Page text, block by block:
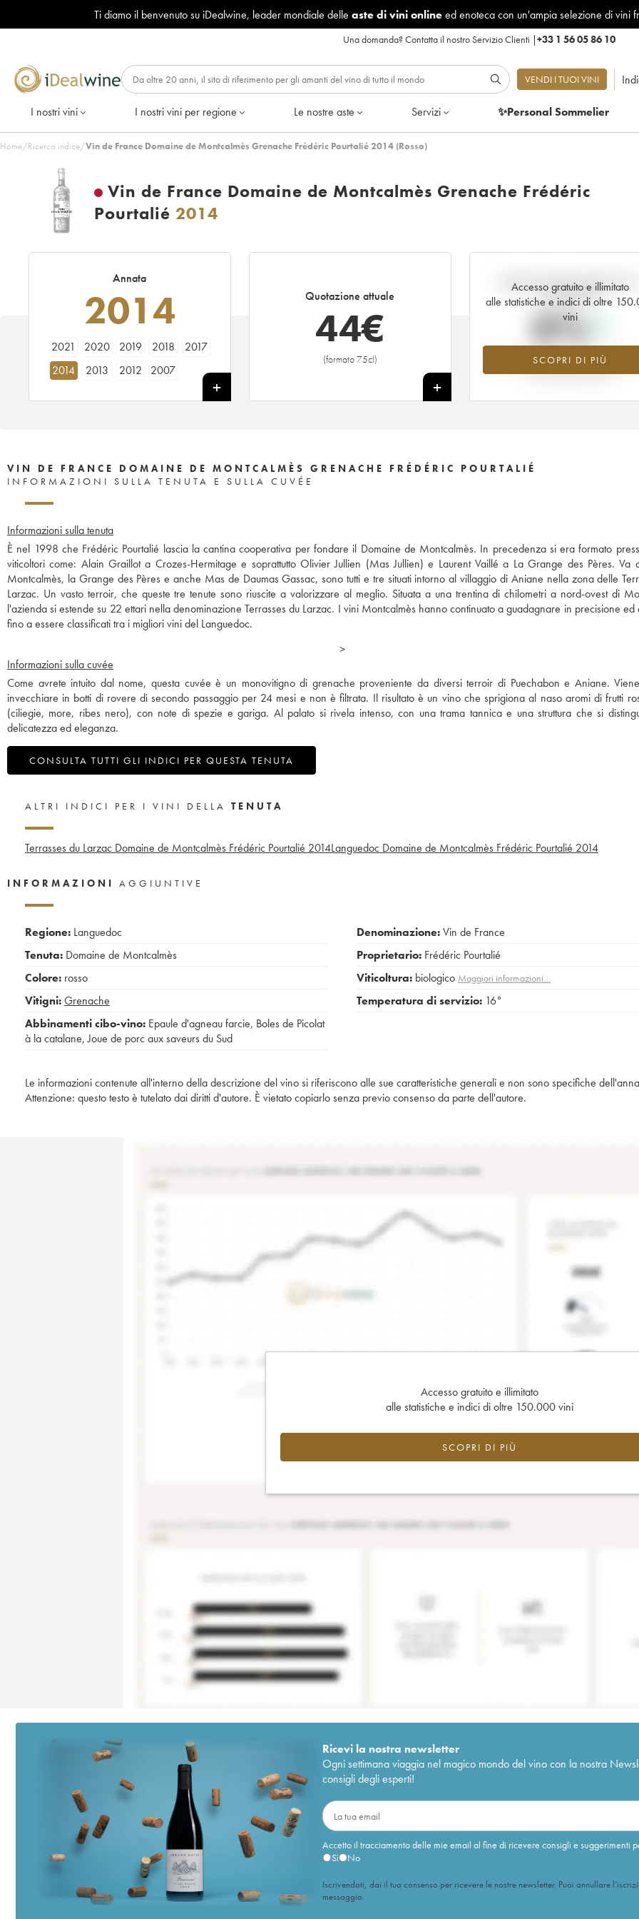
Ti diamo il benvenuto su iDealwine, leader mondiale delle aste di vini onlineed enoteca con un'ampia selezione di vini
Una domanda?Contatta il nostro Servizio Clienti |+33 1 56 05 86 10
VENDI I TUOI VINI
I nostri vini I nostri vini per regione Le nostre aste Servizi ✨Personal Sommelier
Home/Ricerca indice/Vin de France Domaine de Montcalmès Grenache Frédéric Pourtalié 2014 (Rosso)
Vin de France Domaine de Montcalmès Grenache Frédéric
Pourtalié 2014
Annata
2014
2021 2020 2019 2018
2017
2014
2013 2012 2007
Quotazione attuale
44€
(formato 75cl)
+
Accesso gratuito e illimitato
alle statistiche e indici di oltre
vini
SCOPRI DI PIÙ
Andamento della quotazione
tempo reale
0%
Valore in aumento per l'annata 2014
2026 rispetto al 2025
VIN DE FRANCE DOMAINE DE MONTCALMÈS GRENACHE FRÉDÉRIC POURTALIÉ
INFORMAZIONI SULLA TENUTA E SULLA CUVÉE
Informazioni sulla tenuta
È nel 1998 che Frédéric Pourtalié lascia la cantina cooperativa per fondare il Domaine de Montcalmès. In precedenza si era formato
viticoltori come: Alain Graillot a Crozes-Hermitage e soprattutto Olivier Jullien (Mas Jullien) e Laurent Vaillé a La Grange des Pères. Va
Montcalmès, la Grange des Pères e anche Mas de Daumas Gassac, sono tutti e tre situati intorno al villaggio di Aniane nella zona delle
Larzac. Un vasto terroir, che queste tre tenute sono riuscite a valorizzare al meglio. Situata a una trentina di chilometri a nord-ovest di
l'azienda si estende su 22 ettari nella denominazione Terrasses du Larzac. I vini Montcalmès hanno continuato a guadagnare in precisione ed
fino a essere classificati tra i migliori vini del Languedoc.
>
Informazioni sulla cuvée
Come avrete intuito dal nome, questa cuvée è un monovitigno di grenache proveniente da diversi terroir di Puechabon e Aniane.
invecchiare in botti di rovere di secondo passaggio per 24 mesi e non è filtrata. Il risultato è un vino che sprigiona al naso aromi di frutti
(ciliegie, more, ribes nero), con note di spezie e gariga. Al palato si rivela intenso, con una trama tannica e una struttura che si
delicatezza ed eleganza.
CONSULTA TUTTI GLI INDICI PER QUESTA TENUTA
ALTRI INDICI PER I VINI DELLA TENUTA
Terrasses du Larzac Domaine de Montcalmès Frédéric Pourtalié 2014Languedoc Domaine de Montcalmès Frédéric Pourtalié 2014
INFORMAZIONI AGGIUNTIVE
Regione: Languedoc
Tenuta: Domaine de Montcalmès
Colore: rosso
Vitigni:Grenache
Abbinamenti cibo-vino: Epaule d'agneau farcie, Boles de Picolat
à la catalane,Joue de porc aux saveurs du Sud
Denominazione:Vin de France
Proprietario: Frédéric Pourtalié
Viticoltura: biologico Maggiori informazioni…
Temperatura di servizio: 16°
Le informazioni contenute all'interno della descrizione del vino si riferiscono alle sue caratteristiche generali e non sono specifiche
Attenzione: questo testo è tutelato dai diritti d'autore. È vietato copiarlo senza previo consenso da parte dell'autore.
Accesso gratuito e illimitato
alle statistiche e indici di oltre 150.000 vini
SCOPRI DI PIÙ
Ricevi la nostra newsletter
Ogni settimana viaggia nel magico mondo del vino con la nostra
consigli degli esperti!
Accetto il tracciamento delle mie email al fine di ricevere consigli e suggerimenti
Sì
No
Iscrivendoti, dai il tuo consenso per ricevere le nostre newsletter. Puoi annullare
messaggio.